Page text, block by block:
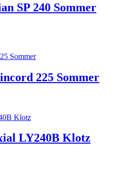
SP 240 Sommer
225 Sommer
LY240B Klotz